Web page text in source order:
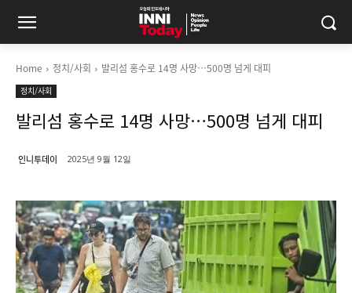
Home 정치/사회 발리섬 홍수로 14명 사망…500명 넘게 대피
정치/사회
발리섬 홍수로 14명 사망…500명 넘게 대피
인니투데이 2025년 9월 12일